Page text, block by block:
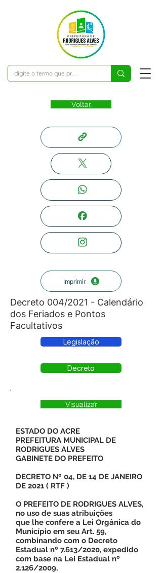
Voltar
Imprimir
Decreto 004/2021 - Calendário
dos Feriados e Pontos
Facultativos
Legislação
Decreto
Visualizar
ESTADO DO ACRE
PREFEITURA MUNICIPAL DE
RODRIGUES ALVES
GABINETE DO PREFEITO
DECRETO Nº 04, DE 14 DE JANEIRO
DE 2021 ( RTF )
O PREFEITO DE RODRIGUES ALVES,
no uso de suas atribuições
que lhe confere a Lei Orgânica do
Município em seu Art. 59,
combinando com o Decreto
Estadual nº 7.613/2020, expedido
com base na Lei Estadual nº
2.126/2009,